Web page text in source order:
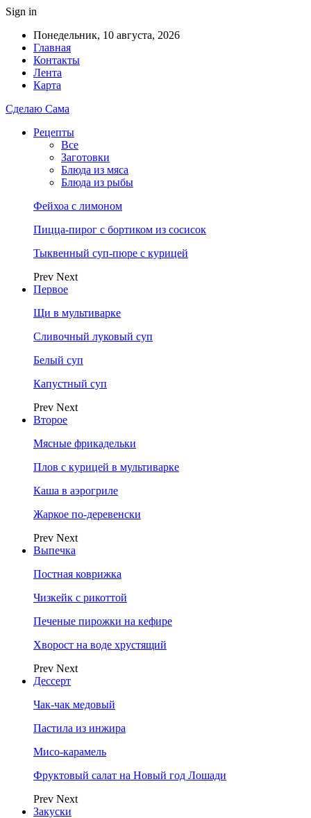
Sign in
Понедельник, 10 августа, 2026
Главная
Контакты
Лента
Карта
Сделаю Сама
Рецепты
Все
Заготовки
Блюда из мяса
Блюда из рыбы
Фейхоа с лимоном
Пицца-пирог с бортиком из сосисок
Тыквенный суп-пюре с курицей
Prev Next
Первое
Щи в мультиварке
Сливочный луковый суп
Белый суп
Капустный суп
Prev Next
Второе
Мясные фрикадельки
Плов с курицей в мультиварке
Каша в аэрогриле
Жаркое по-деревенски
Prev Next
Выпечка
Постная коврижка
Чизкейк с рикоттой
Печеные пирожки на кефире
Хворост на воде хрустящий
Prev Next
Дессерт
Чак-чак медовый
Пастила из инжира
Мисо-карамель
Фруктовый салат на Новый год Лошади
Prev Next
Закуски